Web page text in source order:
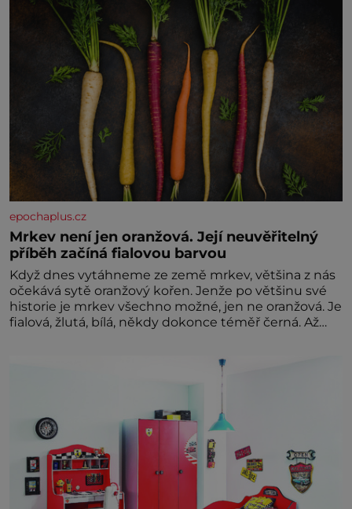
epochaplus.cz
Mrkev není jen oranžová. Její neuvěřitelný
příběh začíná fialovou barvou
Když dnes vytáhneme ze země mrkev, většina z nás
očekává sytě oranžový kořen. Jenže po většinu své
historie je mrkev všechno možné, jen ne oranžová. Je
fialová, žlutá, bílá, někdy dokonce téměř černá. Až
nedokážeme představit. Její příběh je